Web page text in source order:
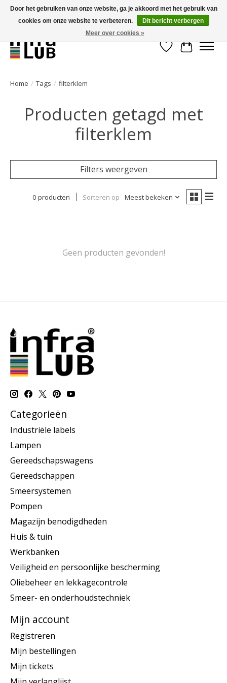
Minder stilstand, meer rendement!
Verlanglijst
Home / Tags / filterklem
Producten getagd met
filterklem
Filters weergeven
0 producten Sorteren op Meest bekeken
Geen producten gevonden!
Categorieën
Industriële labels
Lampen
Gereedschapswagens
Gereedschappen
Smeersystemen
Pompen
Magazijn benodigdheden
Huis & tuin
Werkbanken
Veiligheid en persoonlijke bescherming
Oliebeheer en lekkagecontrole
Smeer- en onderhoudstechniek
Mijn account
Registreren
Mijn bestellingen
Mijn tickets
Door het gebruiken van onze website, ga je akkoord met het gebruik van
cookies om onze website te verbeteren.
Dit bericht verbergen
Meer over cookies »